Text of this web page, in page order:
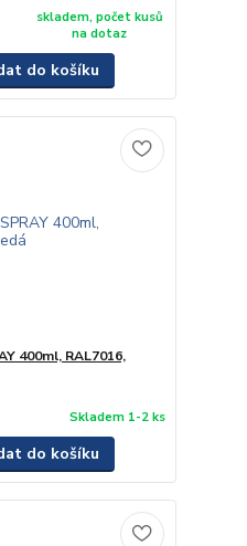
skladem, počet kusů
na dotaz
do košíku
400ml, RAL7016,
Skladem 1-2 ks
do košíku